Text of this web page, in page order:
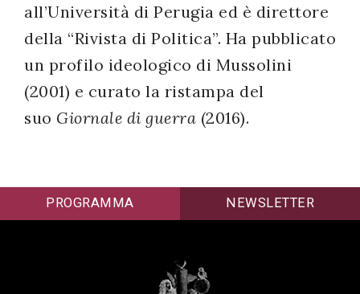
all’Università di Perugia ed è direttore
della “Rivista di Politica”. Ha pubblicato
un profilo ideologico di Mussolini
(2001) e curato la ristampa del
suo Giornale di guerra (2016).
PROGRAMMA NEWSLETTER